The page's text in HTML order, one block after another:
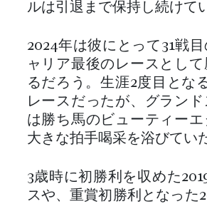
ルは引退まで保持し続けて
2024年は彼にとって31戦
ャリア最後のレースとし
るだろう。生涯2度目とな
レースだったが、グラン
は勝ち馬のビューティーエ
大きな拍手喝采を浴びてい
3歳時に初勝利を収めた
スや、重賞初勝利となった